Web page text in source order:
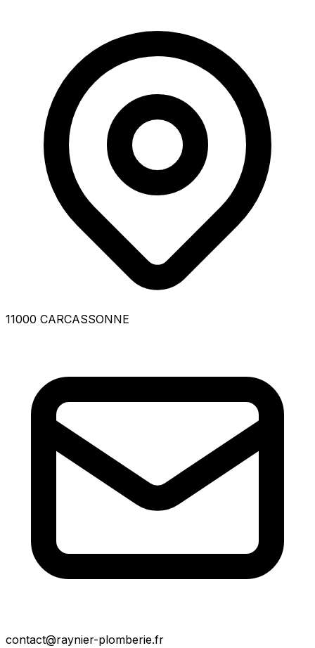
11000 CARCASSONNE
contact@raynier-plomberie.fr